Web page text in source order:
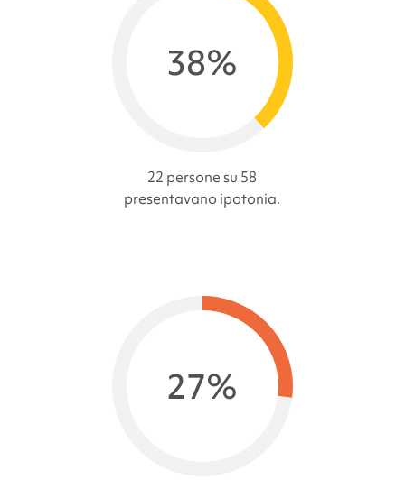
38%
22 persone su 58
presentavano ipotonia.
27%